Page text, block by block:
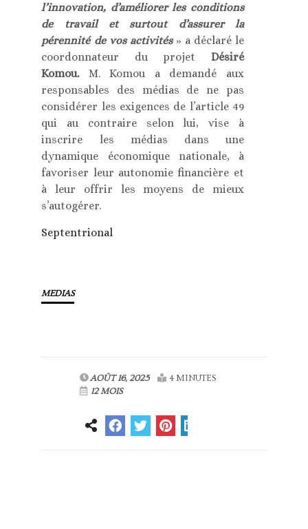
l’innovation, d’améliorer les conditions
de travail et surtout d’assurer la
pérennité de vos activités» a déclaré le
coordonnateur du projet Désiré
Komou.M. Komou a demandé aux
responsables des médias de ne pas
considérer les exigences de l’article 49
qui au contraire selon lui, vise à
inscrire les médias dans une
dynamique économique nationale, à
favoriser leur autonomie financière et
à leur offrir les moyens de mieux
s’autogérer.
Septentrional
MEDIAS
AOÛT 16, 2025
4 MINUTES
12 MOIS